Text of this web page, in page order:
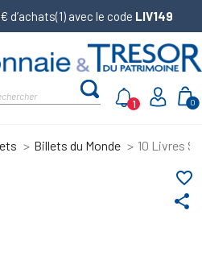
d’achats(1) avec le code LIV149
0
1
Billets du Monde 10 Livres
share
favorite_border